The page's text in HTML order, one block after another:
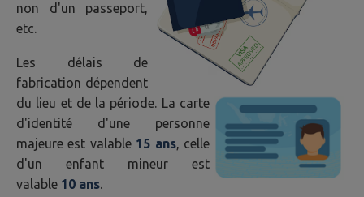
non d'un passeport,
etc.
Les délais de
fabrication dépendent
du lieu et de la période. La carte
d'identité d'une personne
majeure est valable 15 ans, celle
d'un enfant mineur est
valable 10 ans.